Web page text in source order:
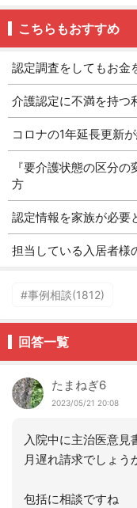
こちらもおすすめ
認定調査をしてもお金
介護認定に不満を持つ
コロナの1年延長更新
『要介護状態の区分
方
認定情報を家族が必要
担当している入居者様
#事例相談(1812)
回答一覧
たまねぎ6
2023/05/21 20:08
入院中に主治医意見
月遅れ請求でしょう
包括に相談ですね